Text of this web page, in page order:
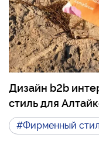
Дизайн b2b
стиль для
#Фирменный